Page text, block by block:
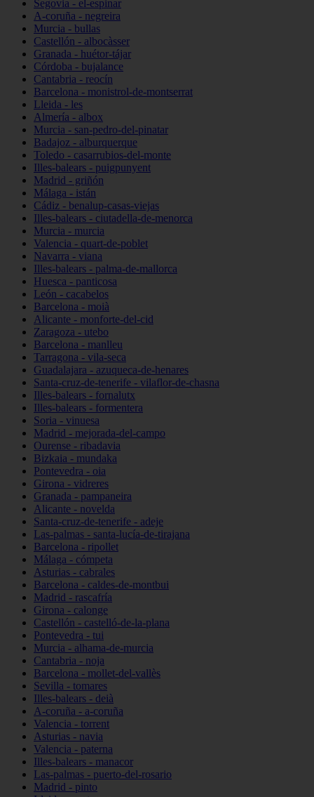
Segovia - el-espinar
A-coruña - negreira
Murcia - bullas
Castellón - albocàsser
Granada - huétor-tájar
Córdoba - bujalance
Cantabria - reocín
Barcelona - monistrol-de-montserrat
Lleida - les
Almería - albox
Murcia - san-pedro-del-pinatar
Badajoz - alburquerque
Toledo - casarrubios-del-monte
Illes-balears - puigpunyent
Madrid - griñón
Málaga - istán
Cádiz - benalup-casas-viejas
Illes-balears - ciutadella-de-menorca
Murcia - murcia
Valencia - quart-de-poblet
Navarra - viana
Illes-balears - palma-de-mallorca
Huesca - panticosa
León - cacabelos
Barcelona - moià
Alicante - monforte-del-cid
Zaragoza - utebo
Barcelona - manlleu
Tarragona - vila-seca
Guadalajara - azuqueca-de-henares
Santa-cruz-de-tenerife - vilaflor-de-chasna
Illes-balears - fornalutx
Illes-balears - formentera
Soria - vinuesa
Madrid - mejorada-del-campo
Ourense - ribadavia
Bizkaia - mundaka
Pontevedra - oia
Girona - vidreres
Granada - pampaneira
Alicante - novelda
Santa-cruz-de-tenerife - adeje
Las-palmas - santa-lucía-de-tirajana
Barcelona - ripollet
Málaga - cómpeta
Asturias - cabrales
Barcelona - caldes-de-montbui
Madrid - rascafría
Girona - calonge
Castellón - castelló-de-la-plana
Pontevedra - tui
Murcia - alhama-de-murcia
Cantabria - noja
Barcelona - mollet-del-vallès
Sevilla - tomares
Illes-balears - deià
A-coruña - a-coruña
Valencia - torrent
Asturias - navia
Valencia - paterna
Illes-balears - manacor
Las-palmas - puerto-del-rosario
Madrid - pinto